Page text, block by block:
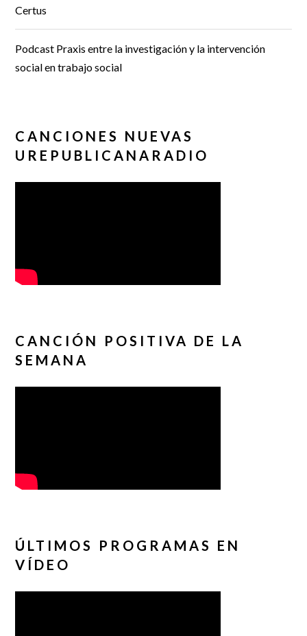
Certus
Podcast Praxis entre la investigación y la intervención
social en trabajo social
CANCIONES NUEVAS
UREPUBLICANARADIO
CANCIÓN POSITIVA DE LA
SEMANA
ÚLTIMOS PROGRAMAS EN
VÍDEO